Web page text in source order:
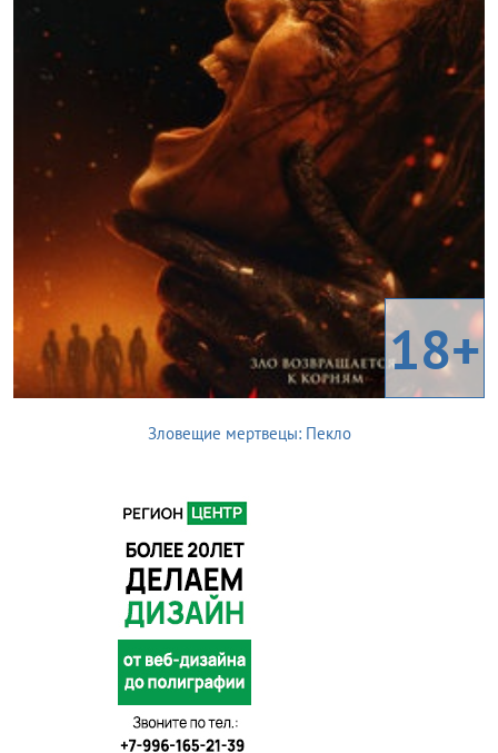
18+
Зловещие мертвецы: Пекло